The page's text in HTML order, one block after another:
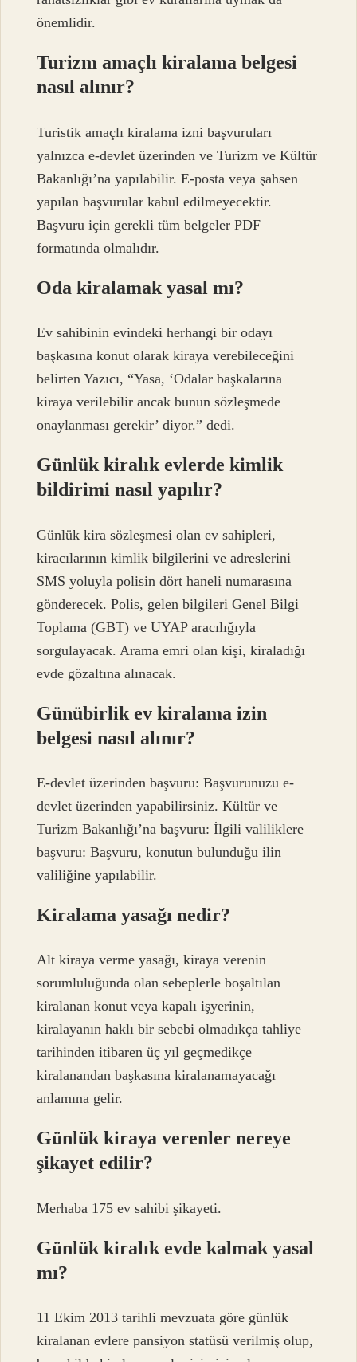
önemlidir.
Turizm amaçlı kiralama belgesi
nasıl alınır?
Turistik amaçlı kiralama izni başvuruları
yalnızca e-devlet üzerinden ve Turizm ve Kültür
Bakanlığı’na yapılabilir. E-posta veya şahsen
yapılan başvurular kabul edilmeyecektir.
Başvuru için gerekli tüm belgeler PDF
formatında olmalıdır.
Oda kiralamak yasal mı?
Ev sahibinin evindeki herhangi bir odayı
başkasına konut olarak kiraya verebileceğini
belirten Yazıcı, “Yasa, ‘Odalar başkalarına
kiraya verilebilir ancak bunun sözleşmede
onaylanması gerekir’ diyor.” dedi.
Günlük kiralık evlerde kimlik
bildirimi nasıl yapılır?
Günlük kira sözleşmesi olan ev sahipleri,
kiracılarının kimlik bilgilerini ve adreslerini
SMS yoluyla polisin dört haneli numarasına
gönderecek. Polis, gelen bilgileri Genel Bilgi
Toplama (GBT) ve UYAP aracılığıyla
sorgulayacak. Arama emri olan kişi, kiraladığı
evde gözaltına alınacak.
Günübirlik ev kiralama izin
belgesi nasıl alınır?
E-devlet üzerinden başvuru: Başvurunuzu e-
devlet üzerinden yapabilirsiniz. Kültür ve
Turizm Bakanlığı’na başvuru: İlgili valiliklere
başvuru: Başvuru, konutun bulunduğu ilin
valiliğine yapılabilir.
Kiralama yasağı nedir?
Alt kiraya verme yasağı, kiraya verenin
sorumluluğunda olan sebeplerle boşaltılan
kiralanan konut veya kapalı işyerinin,
kiralayanın haklı bir sebebi olmadıkça tahliye
tarihinden itibaren üç yıl geçmedikçe
kiralanandan başkasına kiralanamayacağı
anlamına gelir.
Günlük kiraya verenler nereye
şikayet edilir?
Merhaba 175 ev sahibi şikayeti.
Günlük kiralık evde kalmak yasal
mı?
11 Ekim 2013 tarihli mevzuata göre günlük
kiralanan evlere pansiyon statüsü verilmiş olup,